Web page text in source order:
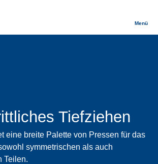
Menü
Tiefziehen
eine breite Palette von Pressen für das
symmetrischen als auch
Teilen.